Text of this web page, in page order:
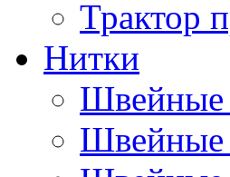
Трактор
Нитки
Швейные
Швейные